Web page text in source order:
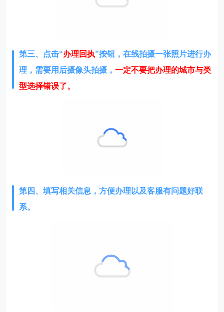
第三、点击“办理回执”按钮，在线拍摄一张照片进行办
理，需要用后摄像头拍摄，一定不要把办理的城市与类
型选择错误了。